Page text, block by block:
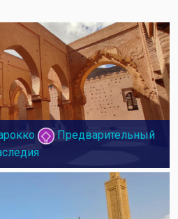
Предварительный